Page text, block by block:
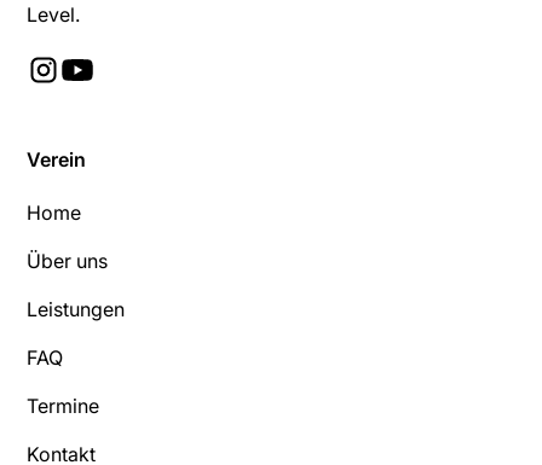
Level.
Verein
Home
Über uns
Leistungen
FAQ
Termine
Kontakt